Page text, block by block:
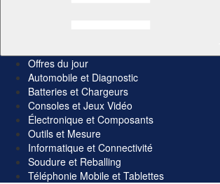
Offres du jour
Automobile et Diagnostic
Batteries et Chargeurs
Consoles et Jeux Vidéo
Électronique et Composants
Outils et Mesure
Informatique et Connectivité
Soudure et Reballing
Téléphonie Mobile et Tablettes